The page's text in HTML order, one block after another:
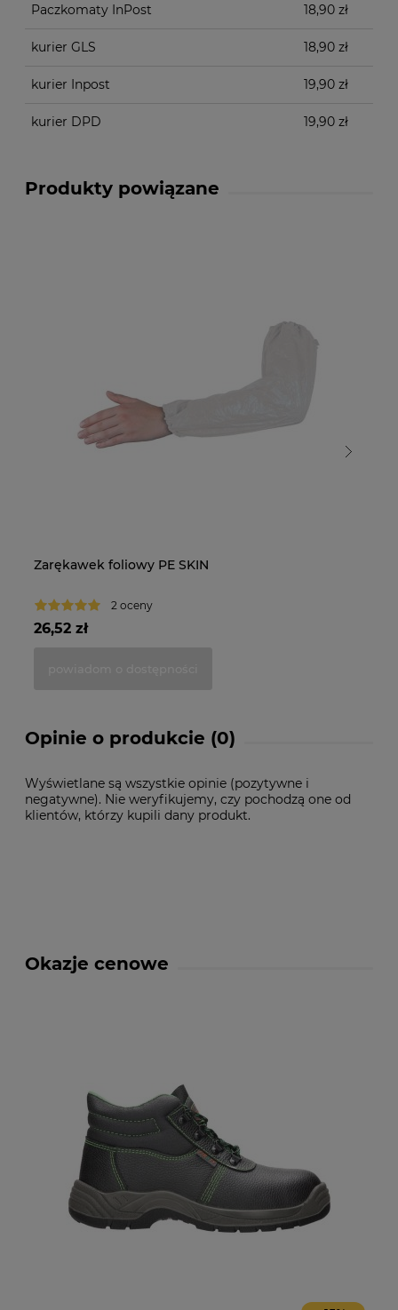
Paczkomaty InPost 18,90 zł
kurier GLS 18,90 zł
kurier Inpost 19,90 zł
kurier DPD 19,90 zł
Produkty powiązane
Zarękawek foliowy PE SKIN
2 oceny
26,52 zł
Opinie o produkcie (0)
Wyświetlane są wszystkie opinie (pozytywne i
negatywne). Nie weryfikujemy, czy pochodzą one od
klientów, którzy kupili dany produkt.
Okazje cenowe